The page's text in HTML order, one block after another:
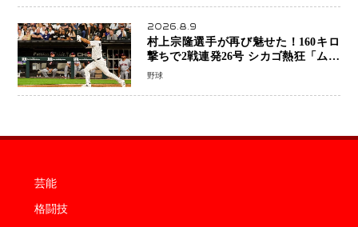
2026.8.9
村上宗隆選手が再び魅せた！160キロ
撃ちで2戦連発26号 シカゴ熱狂「ムネ
はスターだ」米ファンの人気も急上昇
野球
芸能
格闘技